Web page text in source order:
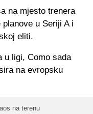
na mjesto trenera
u Seriji A i
eliti.
u ligi, Como sada
na evropsku
na terenu